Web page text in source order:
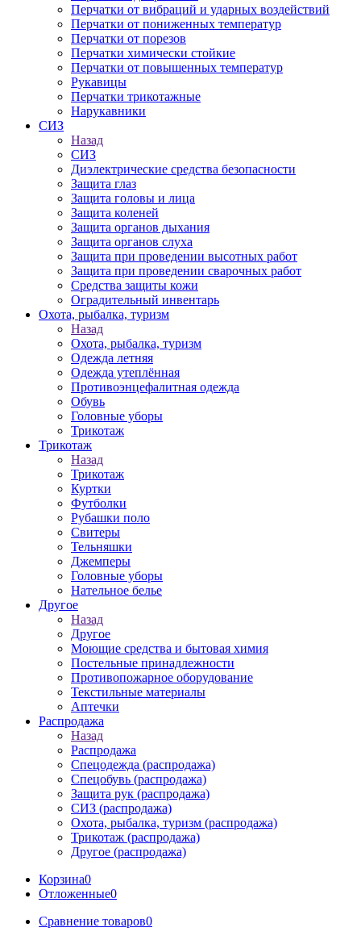
Перчатки от вибраций и ударных воздействий
Перчатки от пониженных температур
Перчатки от порезов
Перчатки химически стойкие
Перчатки от повышенных температур
Рукавицы
Перчатки трикотажные
Нарукавники
СИЗ
Назад
СИЗ
Диэлектрические средства безопасности
Защита глаз
Защита головы и лица
Защита коленей
Защита органов дыхания
Защита органов слуха
Защита при проведении высотных работ
Защита при проведении сварочных работ
Средства защиты кожи
Оградительный инвентарь
Охота, рыбалка, туризм
Назад
Охота, рыбалка, туризм
Одежда летняя
Одежда утеплённая
Противоэнцефалитная одежда
Обувь
Головные уборы
Трикотаж
Трикотаж
Назад
Трикотаж
Куртки
Футболки
Рубашки поло
Свитеры
Тельняшки
Джемперы
Головные уборы
Нательное белье
Другое
Назад
Другое
Моющие средства и бытовая химия
Постельные принадлежности
Противопожарное оборудование
Текстильные материалы
Аптечки
Распродажа
Назад
Распродажа
Спецодежда (распродажа)
Спецобувь (распродажа)
Защита рук (распродажа)
СИЗ (распродажа)
Охота, рыбалка, туризм (распродажа)
Трикотаж (распродажа)
Другое (распродажа)
Корзина0
Отложенные0
Сравнение товаров0